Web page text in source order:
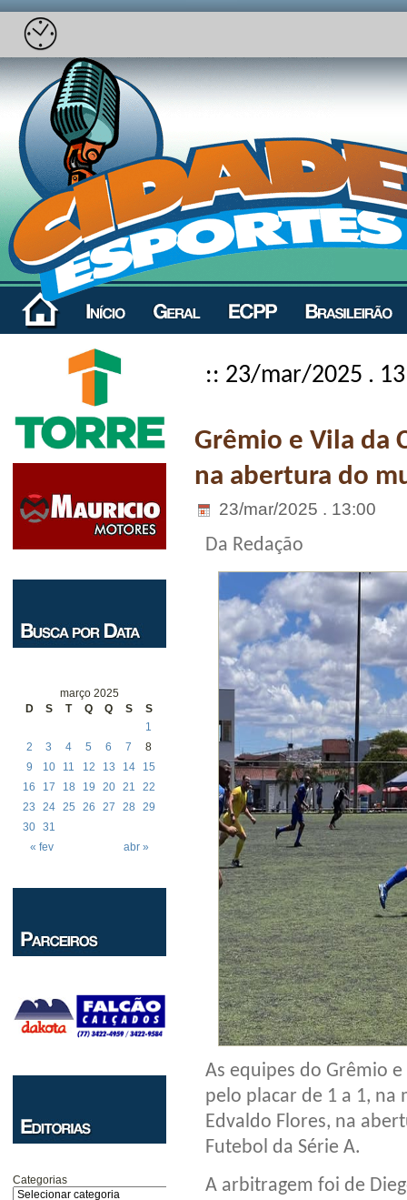
março 2025
D
S T Q Q S S
« fev abr »
1
2
3 4 5 6 7
8
9
10 11 12 13 14
15
16
17 18 19 20 21
22
23
24 25 26 27 28
29
30 31
Categorias
:: 23/mar/2025 .
Grêmio e Vila da
na abertura do
23/mar/2025 . 13:00
Da Redação
As equipes do Grêmio
pelo placar de 1 a 1,
Edvaldo Flores, na
Futebol da Série A.
A arbitragem foi de